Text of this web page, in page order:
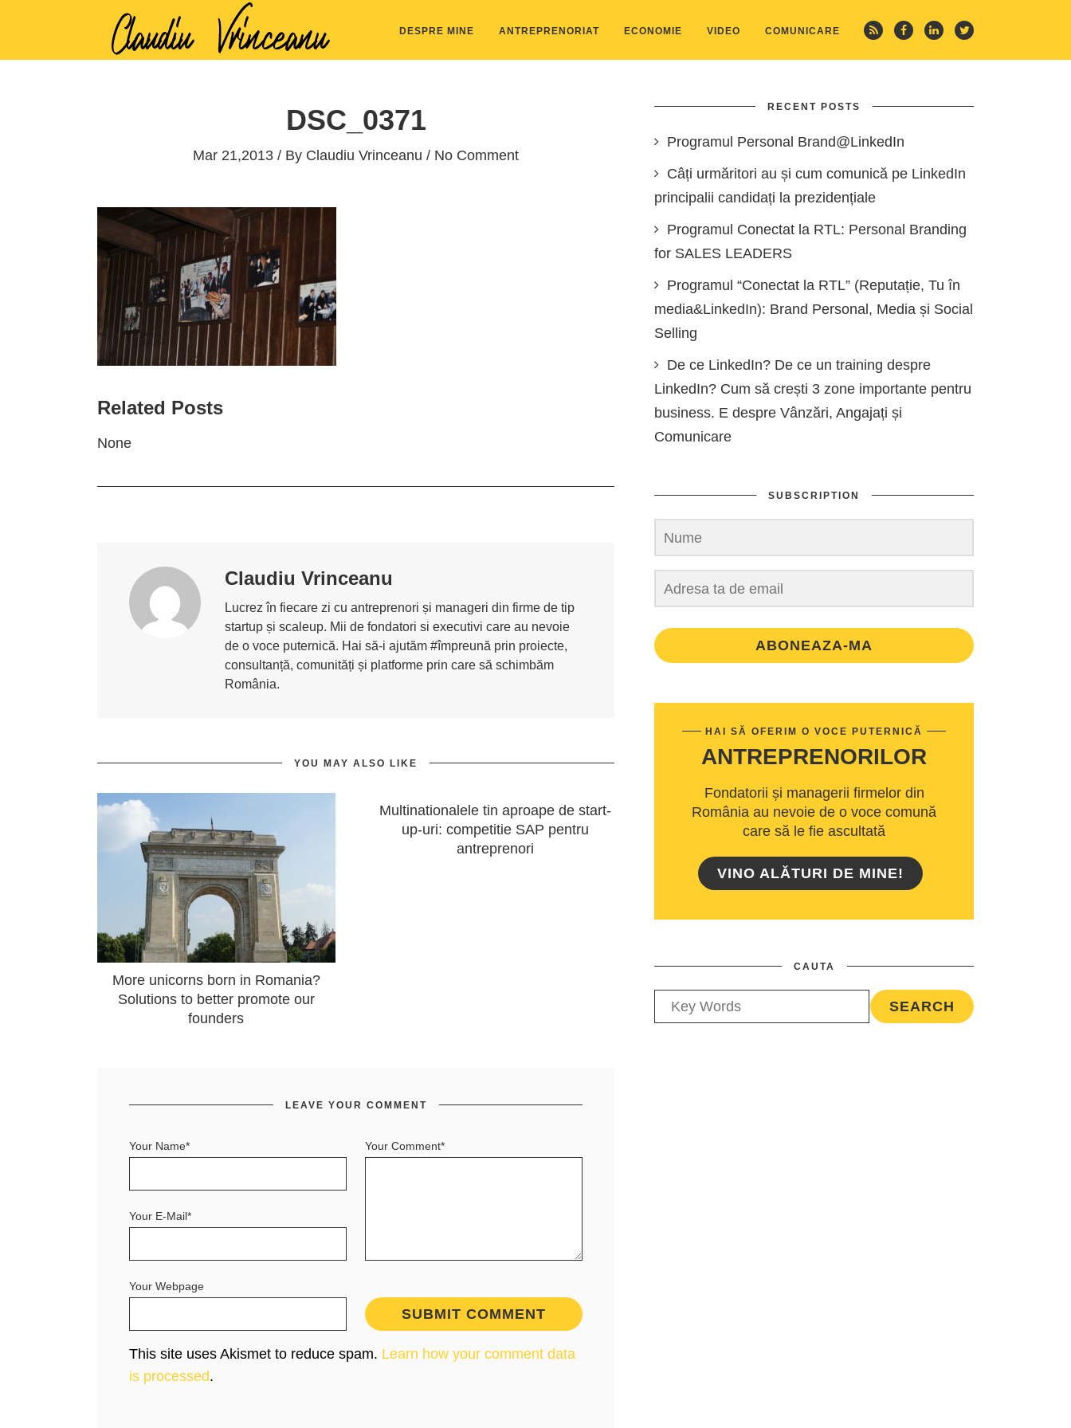
DESPRE MINE ANTREPRENORIAT ECONOMIE VIDEO COMUNICARE
DSC_0371
Mar 21,2013 / By Claudiu Vrinceanu / No Comment
Related Posts
None
Claudiu Vrinceanu
Lucrez în fiecare zi cu antreprenori și manageri din firme de tip
startup și scaleup. Mii de fondatori si executivi care au nevoie
de o voce puternică. Hai să-i ajutăm #împreună prin proiecte,
consultanță, comunități și platforme prin care să schimbăm
România.
YOU MAY ALSO LIKE
More unicorns born in Romania?
Solutions to better promote our
founders
Multinationalele tin aproape de start-
up-uri: competitie SAP pentru
antreprenori
LEAVE YOUR COMMENT
Your Comment*
Your Name*
Your E-Mail*
Your Webpage
This site uses Akismet to reduce spam. Learn how your comment data
is processed.
RECENT POSTS
Programul Personal Brand@LinkedIn
Câți urmăritori au și cum comunică pe LinkedIn
principalii candidați la prezidențiale
Programul Conectat la RTL: Personal Branding
for SALES LEADERS
Programul “Conectat la RTL” (Reputație, Tu în
media&LinkedIn): Brand Personal, Media și Social
Selling
De ce LinkedIn? De ce un training despre
LinkedIn? Cum să crești 3 zone importante pentru
business. E despre Vânzări, Angajați și
Comunicare
SUBSCRIPTION
ABONEAZA-MA
HAI SĂ OFERIM O VOCE PUTERNICĂ
ANTREPRENORILOR
Fondatorii și managerii firmelor din
România au nevoie de o voce comună
care să le fie ascultată
VINO ALĂTURI DE MINE!
CAUTA